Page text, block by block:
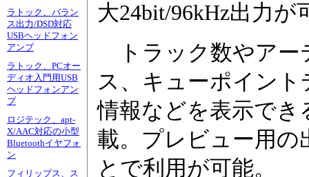
ラトック、バラン
ス出力/DSD対応
USBヘッドフォン
アンプ
ラトック、PCオー
ディオ入門用USB
ヘッドフォンアン
プ
ロジテック、apt-
X/AAC対応の小型
Bluetoothイヤフォ
ン
フィリップス、ス
大24bit/96kHz出力が
トラック数やアー
ス、キューポイン
情報などを表示でき
載。プレビュー用の
とで利用が可能。